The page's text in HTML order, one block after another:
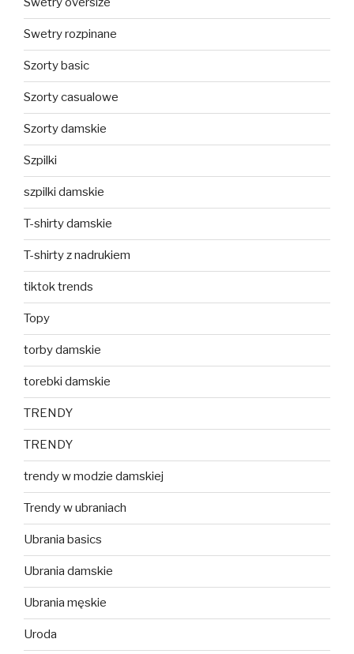
Swetry rozpinane
Szorty basic
Szorty casualowe
Szorty damskie
Szpilki
szpilki damskie
T-shirty damskie
T-shirty z nadrukiem
tiktok trends
Topy
torby damskie
torebki damskie
TRENDY
TRENDY
trendy w modzie damskiej
Trendy w ubraniach
Ubrania basics
Ubrania damskie
Ubrania męskie
Uroda